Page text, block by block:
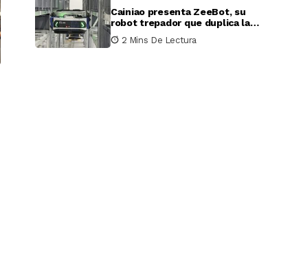
Cainiao presenta ZeeBot, su
robot trepador que duplica la
eficiencia de almacenamiento
y recogida en pruebas reales
2 Mins De Lectura